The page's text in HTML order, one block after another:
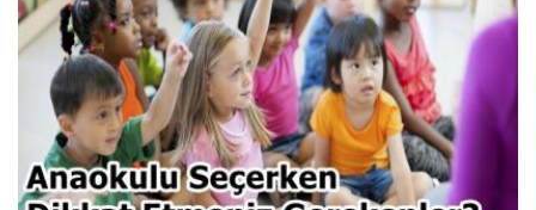
Choosing
Kindergarten
Haberleri